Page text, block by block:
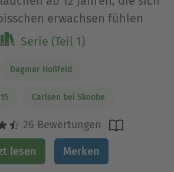
erwachsen fühlen
Serie (Teil 1)
Dagmar Hoßfeld
Carlsen bei Skoobe
26 Bewertungen
lesen Merken